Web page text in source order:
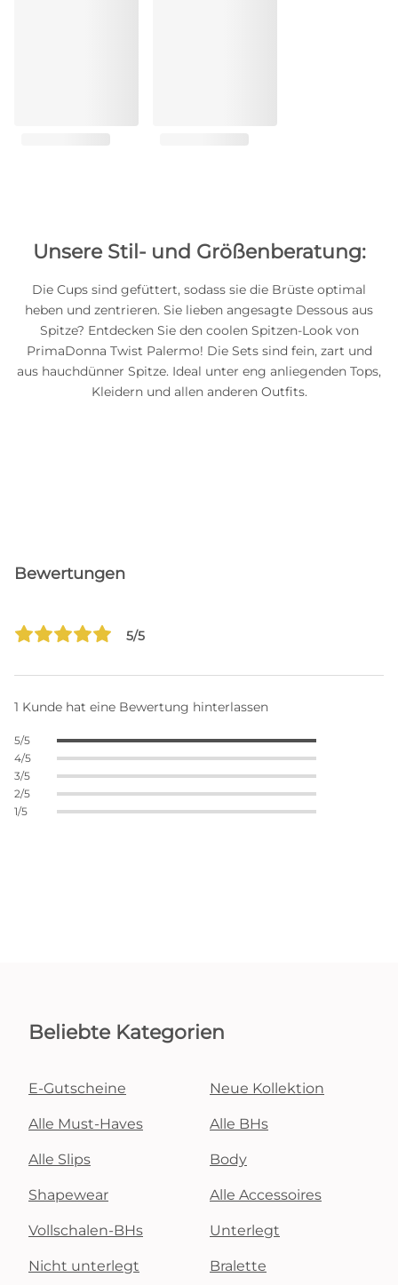
Unsere Stil- und Größenberatung:
Die Cups sind gefüttert, sodass sie die Brüste optimal
heben und zentrieren. Sie lieben angesagte Dessous aus
Spitze? Entdecken Sie den coolen Spitzen-Look von
PrimaDonna Twist Palermo! Die Sets sind fein, zart und
aus hauchdünner Spitze. Ideal unter eng anliegenden Tops,
Kleidern und allen anderen Outfits.
Bewertungen
5/5
1 Kunde hat eine Bewertung hinterlassen
5/5
4/5
3/5
2/5
1/5
Beliebte Kategorien
E-Gutscheine Neue Kollektion
Alle Must-Haves Alle BHs
Alle Slips Body
Shapewear Alle Accessoires
Vollschalen-BHs Unterlegt
Nicht unterlegt Bralette